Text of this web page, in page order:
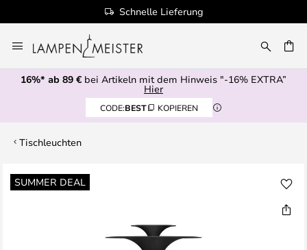
Schnelle Lieferung
Inhalt
springen
16%* ab 89 € bei Artikeln mit dem Hinweis "-16% EXTRA”
Hier
CODE:BEST KOPIEREN
Tischleuchten
SUMMER DEAL
Zum
Ende